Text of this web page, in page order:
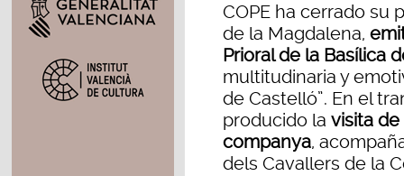
COPE ha cerrado su
de la Magdalena,
Prioral de la Basílica
multitudinaria y
de Castelló”. En el
producido la visita de
companya,
dels Cavallers de la